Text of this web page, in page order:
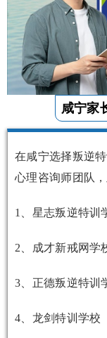
咸宁家
在咸宁选择叛逆
心理咨询师团队，
1、星志叛逆特训
2、成才新戒网学
3、正德叛逆特训
4、龙剑特训学校